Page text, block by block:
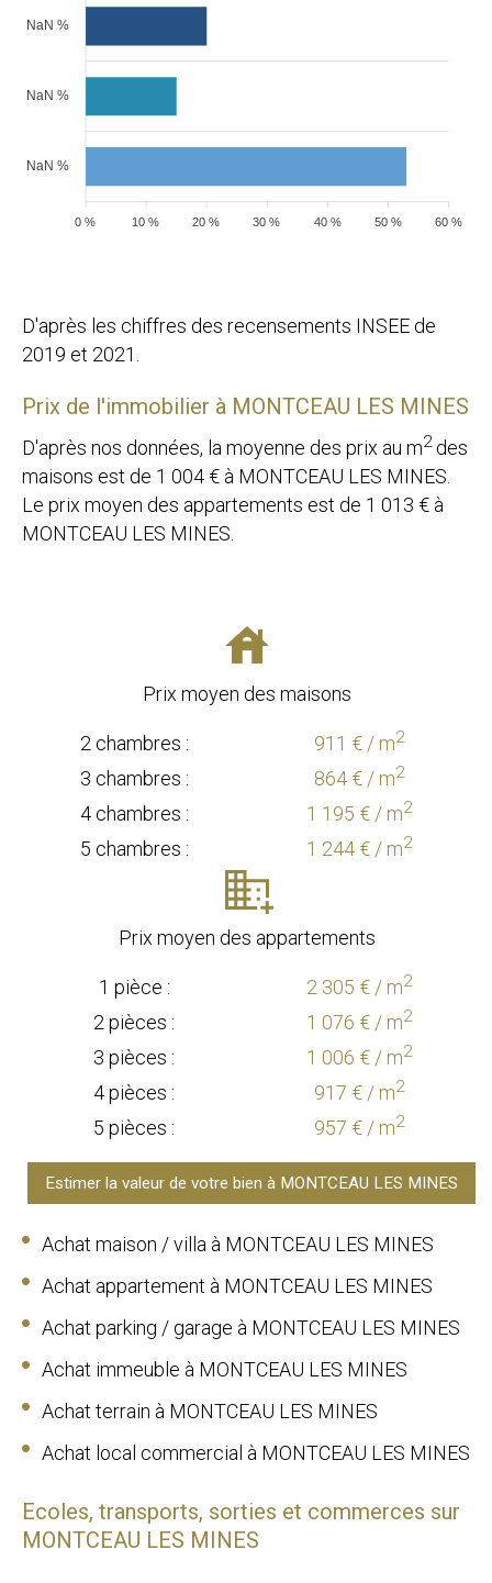
NaN %
NaN %
NaN %
60 %
50 %
40 %
30 %
20 %
10 %
0 %
D'après les chiffres des recensements INSEE de
2019 et 2021.
Prix de l'immobilier à MONTCEAU LES MINES
D'après nos données, la moyenne des prix au m2des
maisons est de 1 004 € à MONTCEAU LES MINES.
Le prix moyen des appartements est de 1 013 € à
MONTCEAU LES MINES.
Prix moyen des maisons
2 chambres : 911 € / m2
3 chambres : 864 € / m2
4 chambres : 1 195 € / m2
5 chambres : 1 244 € / m2
Prix moyen des appartements
1 pièce : 2 305 € / m2
2 pièces : 1 076 € / m2
3 pièces : 1 006 € / m2
4 pièces : 917 € / m2
5 pièces : 957 € / m2
Estimer la valeur de votre bien à MONTCEAU LES MINES
Achat maison / villa à MONTCEAU LES MINES
Achat appartement à MONTCEAU LES MINES
Achat parking / garage à MONTCEAU LES MINES
Achat immeuble à MONTCEAU LES MINES
Achat terrain à MONTCEAU LES MINES
Achat local commercial à MONTCEAU LES MINES
Ecoles, transports, sorties et commerces sur
MONTCEAU LES MINES